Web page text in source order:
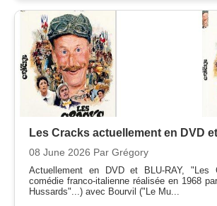
Les Cracks actuellement en DVD
08 June 2026 Par Grégory
Actuellement en DVD et BLU-RAY, "Les
comédie franco-italienne réalisée en 1968
Hussards"...) avec Bourvil ("Le Mu...